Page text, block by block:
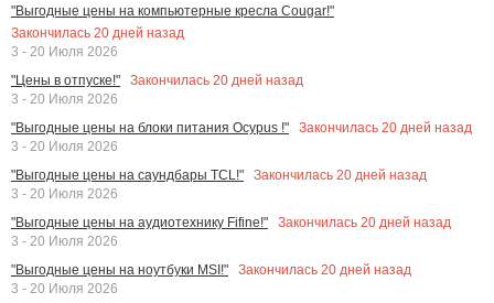
"Выгодные цены на компьютерные кресла Cougar!"
Закончилась 20 дней назад
3 - 20 Июля 2026
"Цены в отпуске!"
Закончилась 20 дней назад
3 - 20 Июля 2026
"Выгодные цены на блоки питания Ocypus !"
Закончилась 20 дней назад
3 - 20 Июля 2026
"Выгодные цены на саундбары TCL!"
Закончилась 20 дней назад
3 - 20 Июля 2026
"Выгодные цены на аудиотехнику Fifine!"
Закончилась 20 дней назад
3 - 20 Июля 2026
"Выгодные цены на ноутбуки MSI!"
Закончилась 20 дней назад
3 - 20 Июля 2026